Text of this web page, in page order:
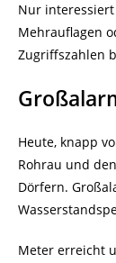
Nur
Mehrauflagen
Zugriffszahlen
Heute, knapp
Rohrau und
Dörfern.
Meter erreicht